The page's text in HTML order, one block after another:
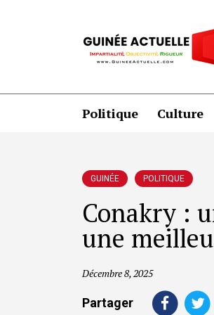
Politique Culture
GUINÉE POLITIQUE
Conakry :
une
Décembre 8, 2025
Partager